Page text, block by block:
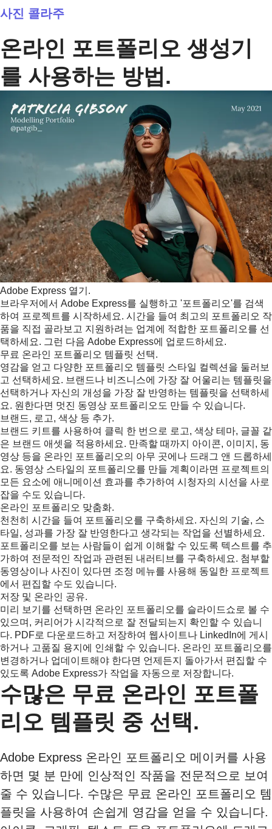
사진 콜라주
온라인 포트폴리오 생성기
를 사용하는 방법.
Adobe Express 열기.
브라우저에서 Adobe Express를 실행하고 '포트폴리오'를 검색
하여 프로젝트를 시작하세요. 시간을 들여 최고의 포트폴리오 작
품을 직접 골라보고 지원하려는 업계에 적합한 포트폴리오를 선
택하세요. 그런 다음 Adobe Express에 업로드하세요.
무료 온라인 포트폴리오 템플릿 선택.
영감을 얻고 다양한 포트폴리오 템플릿 스타일 컬렉션을 둘러보
고 선택하세요. 브랜드나 비즈니스에 가장 잘 어울리는 템플릿을
선택하거나 자신의 개성을 가장 잘 반영하는 템플릿을 선택하세
요. 원한다면 멋진 동영상 포트폴리오도 만들 수 있습니다.
브랜드, 로고, 색상 등 추가.
브랜드 키트를 사용하여 클릭 한 번으로 로고, 색상 테마, 글꼴 같
은 브랜드 애셋을 적용하세요. 만족할 때까지 아이콘, 이미지, 동
영상 등을 온라인 포트폴리오의 아무 곳에나 드래그 앤 드롭하세
요. 동영상 스타일의 포트폴리오를 만들 계획이라면 프로젝트의
모든 요소에 애니메이션 효과를 추가하여 시청자의 시선을 사로
잡을 수도 있습니다.
온라인 포트폴리오 맞춤화.
천천히 시간을 들여 포트폴리오를 구축하세요. 자신의 기술, 스
타일, 성과를 가장 잘 반영한다고 생각되는 작업을 선별하세요.
포트폴리오를 보는 사람들이 쉽게 이해할 수 있도록 텍스트를 추
가하여 전문적인 작업과 관련된 내러티브를 구축하세요. 첨부할
동영상이나 사진이 있다면 조정 메뉴를 사용해 동일한 프로젝트
에서 편집할 수도 있습니다.
저장 및 온라인 공유.
미리 보기를 선택하면 온라인 포트폴리오를 슬라이드쇼로 볼 수
있으며, 커리어가 시각적으로 잘 전달되는지 확인할 수 있습니
다. PDF로 다운로드하고 저장하여 웹사이트나 LinkedIn에 게시
하거나 고품질 용지에 인쇄할 수 있습니다. 온라인 포트폴리오를
변경하거나 업데이트해야 한다면 언제든지 돌아가서 편집할 수
있도록 Adobe Express가 작업을 자동으로 저장합니다.
수많은 무료 온라인 포트폴
리오 템플릿 중 선택.
Adobe Express 온라인 포트폴리오 메이커를 사용
하면 몇 분 만에 인상적인 작품을 전문적으로 보여
줄 수 있습니다. 수많은 무료 온라인 포트폴리오 템
플릿을 사용하여 손쉽게 영감을 얻을 수 있습니다.